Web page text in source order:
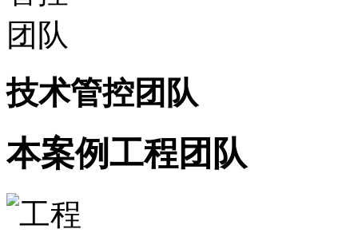
技术管控团队
本案例工程团队